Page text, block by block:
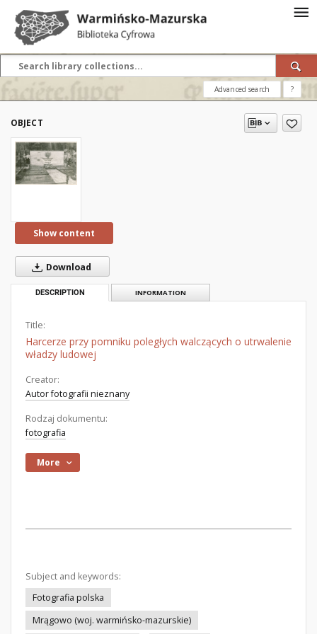
Advanced search ?
OBJECT
Show content
Download
DESCRIPTION INFORMATION
Title:
Harcerze przy pomniku poległych walczących o utrwalenie
władzy ludowej
Creator:
Autor fotografii nieznany
Rodzaj dokumentu:
fotografia
More
Subject and keywords:
Fotografia polska
Mrągowo (woj. warmińsko-mazurskie)